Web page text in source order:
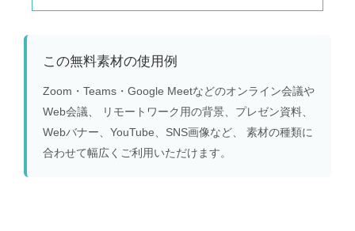
この無料素材の使用例
Zoom・Teams・Google Meetなどのオンライン会議や
Web会議、 リモートワーク用の背景、プレゼン資料、
Webバナー、YouTube、SNS画像など、 素材の種類に
合わせて幅広くご利用いただけます。